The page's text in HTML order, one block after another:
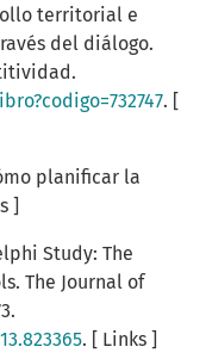
territorial e
del diálogo.
. [
planificar la
]
Study: The
The Journal of
. [ Links ]